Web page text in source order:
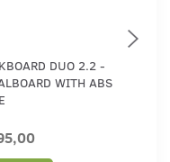
DUO 2.2 -
WITH ABS